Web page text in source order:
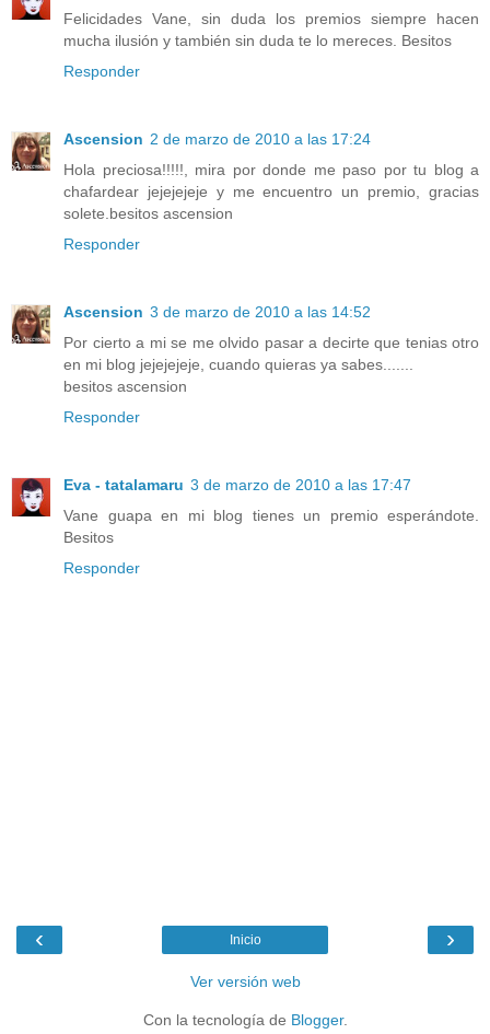
Felicidades Vane, sin duda los premios siempre hacen
mucha ilusión y también sin duda te lo mereces. Besitos
Responder
Ascension 2 de marzo de 2010 a las 17:24
Hola preciosa!!!!!, mira por donde me paso por tu blog a
chafardear jejejejeje y me encuentro un premio, gracias
solete.besitos ascension
Responder
Ascension 3 de marzo de 2010 a las 14:52
Por cierto a mi se me olvido pasar a decirte que tenias otro
en mi blog jejejejeje, cuando quieras ya sabes.......
besitos ascension
Responder
Eva - tatalamaru 3 de marzo de 2010 a las 17:47
Vane guapa en mi blog tienes un premio esperándote.
Besitos
Responder
‹ ›
Inicio
Ver versión web
Con la tecnología de Blogger.